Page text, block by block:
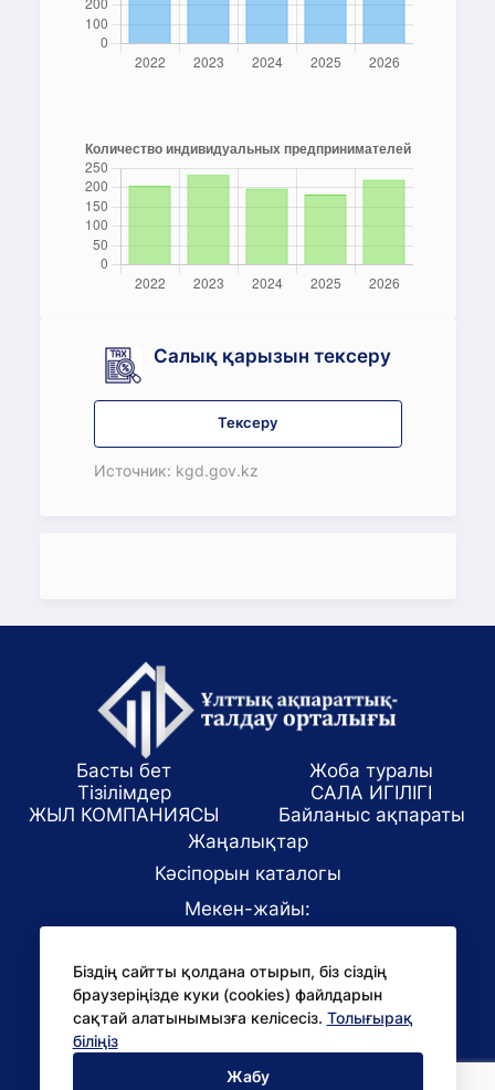
Салық қарызын тексеру
Тексеру
Источник: kgd.gov.kz
Біздің сайтты қолдана отырып, біз сіздің
браузеріңізде куки (cookies) файлдарын
сақтай алатынымызға келісесіз. Толығырақ
біліңіз
Жабу
Басты бет
Жоба туралы
Тізілімдер
САЛА ИГІЛІГІ
ЖЫЛ КОМПАНИЯСЫ
Байланыс ақпараты
Жаңалықтар
Кәсіпорын каталогы
Мекен-жайы:
E-mail:
office@niac.kz
pr@niac.kz